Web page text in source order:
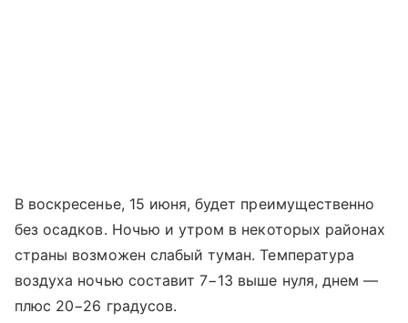
В воскресенье, 15 июня, будет преимущественно
без осадков. Ночью и утром в некоторых районах
страны возможен слабый туман. Температура
воздуха ночью составит 7−13 выше нуля, днем —
плюс 20−26 градусов.